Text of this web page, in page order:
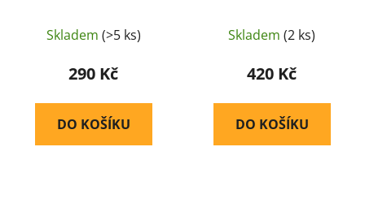
Skladem (>5 ks)
290 Kč
DO KOŠÍKU
Skladem (2 ks)
420 Kč
DO KOŠÍKU